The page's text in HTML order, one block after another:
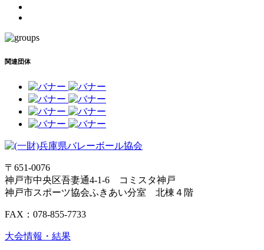
関連団体
〒651-0076
神戸市中央区吾妻通4-1-6 コミスタ神戸
神戸市スポーツ協会ふきあい分室 北棟４階
FAX：078-855-7733
大会情報・結果